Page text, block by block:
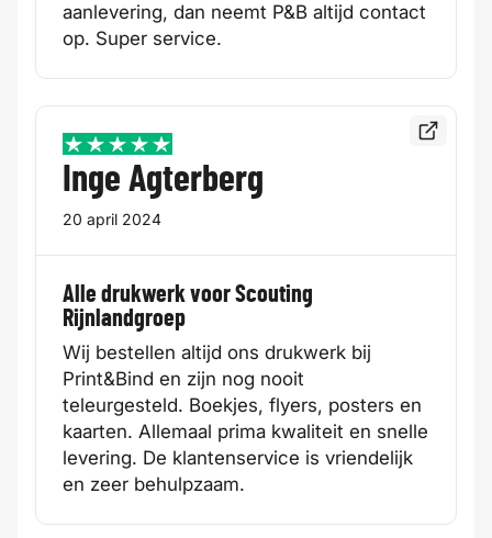
aanlevering, dan neemt P&B altijd contact
op. Super service.
5 / 5
Inge Agterberg
20 april 2024
Alle drukwerk voor Scouting
Rijnlandgroep
Wij bestellen altijd ons drukwerk bij
Print&Bind en zijn nog nooit
teleurgesteld. Boekjes, flyers, posters en
kaarten. Allemaal prima kwaliteit en snelle
levering. De klantenservice is vriendelijk
en zeer behulpzaam.
Bekijk